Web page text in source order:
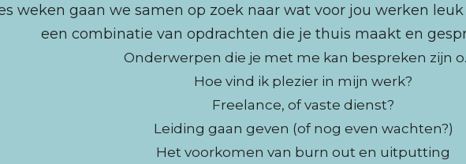
weken gaan we samen op zoek naar wat voor jou werken
een combinatie van opdrachten die je thuis maakt en
Onderwerpen die je met me kan bespreken zijn
Hoe vind ik plezier in mijn werk?
Freelance, of vaste dienst?
Leiding gaan geven (of nog even wachten?)
Het voorkomen van burn out en uitputting